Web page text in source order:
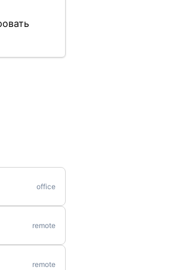
office
remote
remote